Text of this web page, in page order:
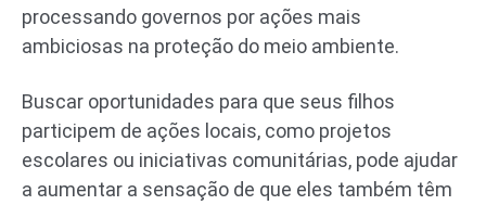
processando governos por ações mais
ambiciosas na proteção do meio ambiente.
Buscar oportunidades para que seus filhos
participem de ações locais, como projetos
escolares ou iniciativas comunitárias, pode ajudar
a aumentar a sensação de que eles também têm